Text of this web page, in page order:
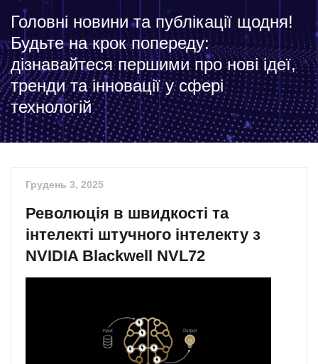
Головні новини та публікації щодня!
Будьте на крок попереду:
дізнавайтеся першими про нові ідеї,
тренди та інновації у сфері
технологій
Грудень 3, 2025
Революція в швидкості та
інтелекті штучного інтелекту з
NVIDIA Blackwell NVL72